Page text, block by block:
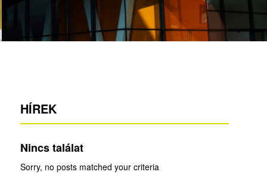
HÍREK
Nincs találat
Sorry, no posts matched your criteria